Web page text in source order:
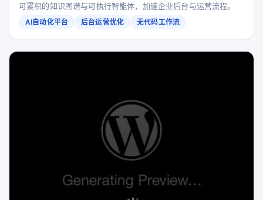
可累积的知识图谱与可执行智能体，加速企业后台与运营流程。
AI自动化平台 后台运营优化 无代码工作流